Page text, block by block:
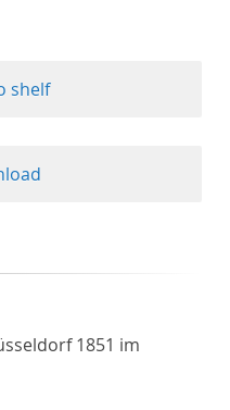
shelf
1851 im